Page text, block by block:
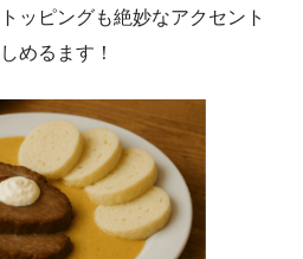
ッピングも絶妙なアクセント
めるます！